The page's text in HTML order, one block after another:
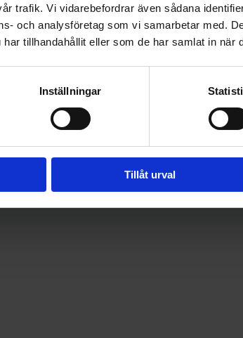
trafik. Vi vidarebefordrar även sådana
och analysföretag som vi samarbetar med.
tillhandahållit eller som de har samlat in när
Inställningar
Tillåt urval
mellan oss och
som verkligen kan
George oss med att
för oss och för till
kan vi skicka även det
alla till att ha någon
rekommenderar Freja